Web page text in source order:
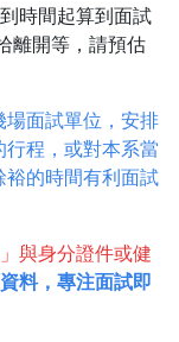
時間起算到面試
離開等，請預估
面試單位，安排
程，或對本系當
的時間有利面試
與身分證件或健
料，專注面試即